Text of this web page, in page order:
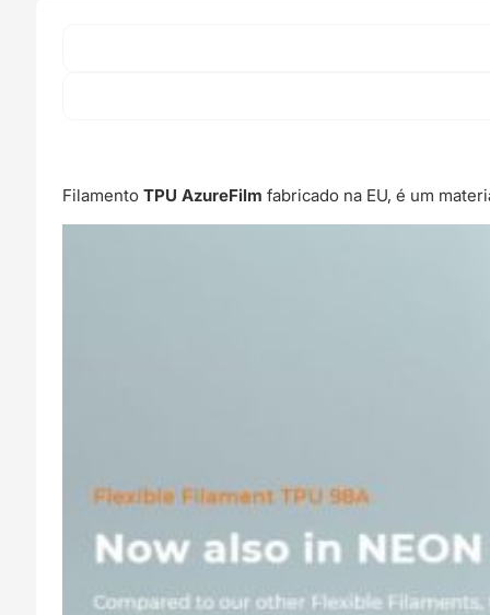
FilamentoTPU AzureFilmfabricado na EU, é um